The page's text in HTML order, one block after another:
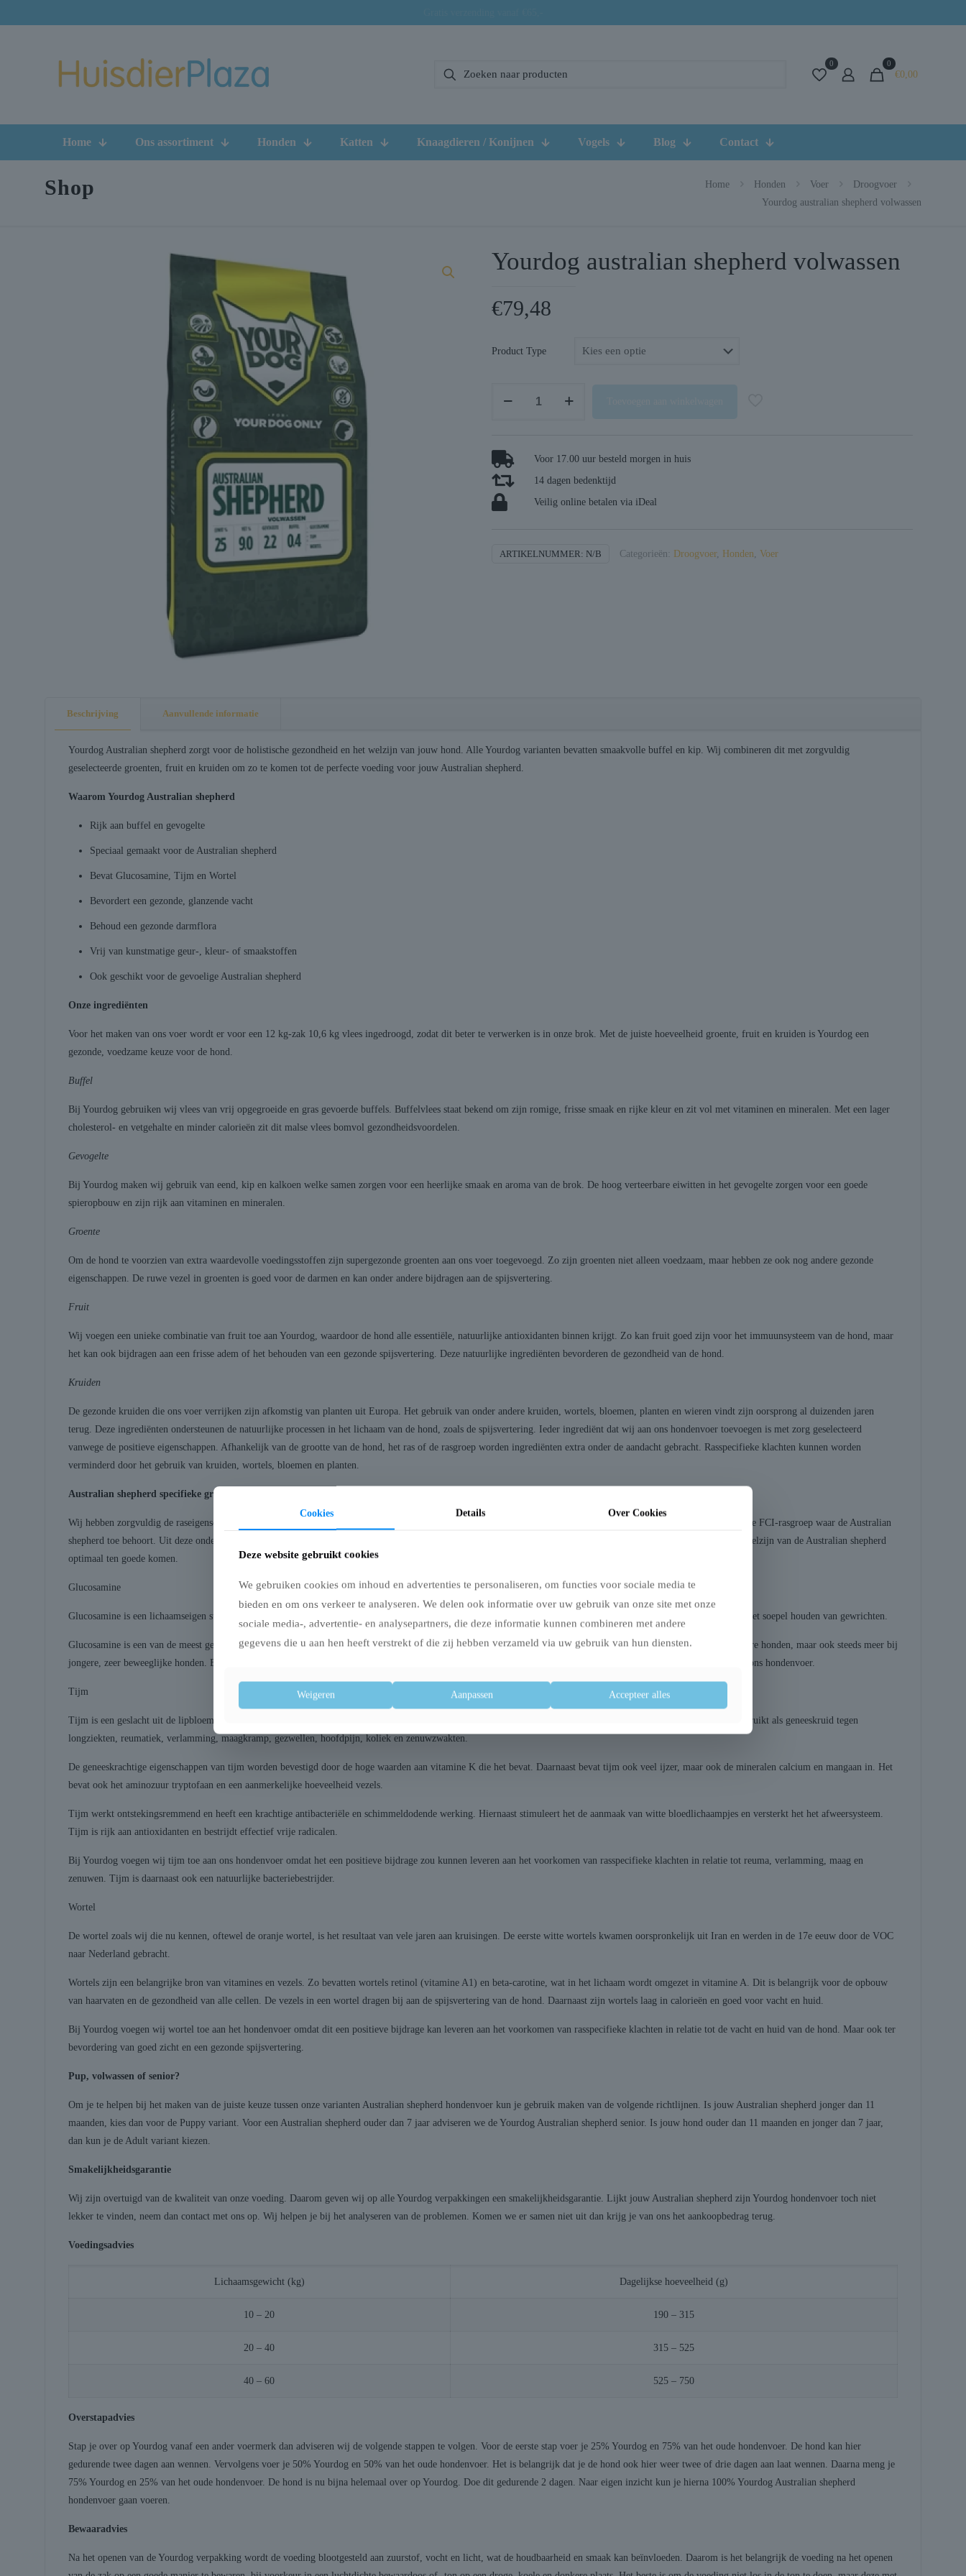
0 0
€0,00
Home Ons assortiment Honden Katten Knaagdieren / Konijnen Vogels Blog Contact
Shop Home Honden Voer
Droogvoer
Yourdog australian shepherd volwassen
Yourdog australian shepherd volwassen
€79,48
Product Type
aantal
Voor 17.00 uur besteld morgen in huis
14 dagen bedenktijd
Veilig online betalen via iDeal
ARTIKELNUMMER: N/B Categorieën: Droogvoer, Honden Voer
Beschrijving Aanvullende informatie
Yourdog Australian shepherd zorgt voor de holistische gezondheid en het welzijn van jouw hond. Alle Yourdog varianten bevatten smaakvolle buffel en kip. Wij combineren dit met zorgvuldig
geselecteerde groenten, fruit en kruiden om zo te komen tot de perfecte voeding voor jouw Australian shepherd.
Waarom Yourdog Australian shepherd
Rijk aan buffel en gevogelte
Speciaal gemaakt voor de Australian shepherd
Bevat Glucosamine, Tijm en Wortel
Bevordert een gezonde, glanzende vacht
Behoud een gezonde darmflora
Vrij van kunstmatige geur-, kleur- of smaakstoffen
Ook geschikt voor de gevoelige Australian shepherd
Onze ingrediënten
Voor het maken van ons voer wordt er voor een 12 kg-zak 10,6 kg vlees ingedroogd, zodat dit beter te verwerken is in onze brok. Met de juiste hoeveelheid groente, fruit en kruiden is Yourdog een
gezonde, voedzame keuze voor de hond.
Buffel
Bij Yourdog gebruiken wij vlees van vrij opgegroeide en gras gevoerde buffels. Buffelvlees staat bekend om zijn romige, frisse smaak en rijke kleur en zit vol met vitaminen en mineralen. Met een lager
cholesterol- en vetgehalte en minder calorieën zit dit malse vlees bomvol gezondheidsvoordelen.
Gevogelte
Bij Yourdog maken wij gebruik van eend, kip en kalkoen welke samen zorgen voor een heerlijke smaak en aroma van de brok. De hoog verteerbare eiwitten in het gevogelte zorgen voor een goede
spieropbouw en zijn rijk aan vitaminen en mineralen.
Groente
Om de hond te voorzien van extra waardevolle voedingsstoffen zijn supergezonde groenten aan ons voer toegevoegd. Zo zijn groenten niet alleen voedzaam, maar hebben ze ook nog andere gezonde
eigenschappen. De ruwe vezel in groenten is goed voor de darmen en kan onder andere bijdragen aan de spijsvertering.
Fruit
Wij voegen een unieke combinatie van fruit toe aan Yourdog, waardoor de hond alle essentiële, natuurlijke antioxidanten binnen krijgt. Zo kan fruit goed zijn voor het immuunsysteem van de hond, maar
het kan ook bijdragen aan een frisse adem of het behouden van een gezonde spijsvertering. Deze natuurlijke ingrediënten bevorderen de gezondheid van de hond.
Kruiden
De gezonde kruiden die ons voer verrijken zijn afkomstig van planten uit Europa. Het gebruik van onder andere kruiden, wortels, bloemen, planten en wieren vindt zijn oorsprong al duizenden jaren
terug. Deze ingrediënten ondersteunen de natuurlijke processen in het lichaam van de hond, zoals de spijsvertering. Ieder ingrediënt dat wij aan ons hondenvoer toevoegen is met zorg geselecteerd
vanwege de positieve eigenschappen. Afhankelijk van de grootte van de hond, het ras of de rasgroep worden ingrediënten extra onder de aandacht gebracht. Rasspecifieke klachten kunnen worden
verminderd door het gebruik van kruiden, wortels, bloemen en planten.
Australian shepherd specifieke groente, kruiden en fruit
Wij hebben zorgvuldig de raseigenschappen van de Australian shepherd onderzocht. Ook hebben we onderzoek gedaan naar de eigenschappen van de FCI-ras sectie en de FCI-rasgroep waar de Australian
shepherd toe behoort. Uit deze onderzoeken zijn, in overleg met vooraanstaande Nederlandse voedingsdeskundige, ingrediënten geselecteerd die de gezondheid en het welzijn van de Australian shepherd
optimaal ten goede komen.
Glucosamine
Glucosamine is een lichaamseigen stof die te vinden is in gewrichten, kraakbeen, gewrichtsvloeistof en pezen. Glucosamine stimuleert het aanmaken van kraakbeen en het soepel houden van gewrichten.
Glucosamine is een van de meest gebruikte supplementen voor honden met artrose en/of gewrichtsproblemen. Dit is niet alleen het geval bij oudere honden, of (te) zware honden, maar ook steeds meer bij
jongere, zeer beweeglijke honden. Bijvoorbeeld door een erfelijke aanleg voor gewrichtsproblemen. Om deze en andere redenen wordt er glucosamine toegevoegd aan ons hondenvoer.
Tijm
Tijm is een geslacht uit de lipbloemenfamilie. Het omvat kruidachtige of houtachtige planten met een zeer aromatische geur. Tijm is door de Grieken en Romeinen gebruikt als geneeskruid tegen
longziekten, reumatiek, verlamming, maagkramp, gezwellen, hoofdpijn, koliek en zenuwzwakten.
De geneeskrachtige eigenschappen van tijm worden bevestigd door de hoge waarden aan vitamine K die het bevat. Daarnaast bevat tijm ook veel ijzer, maar ook de mineralen calcium en mangaan in. Het
bevat ook het aminozuur tryptofaan en een aanmerkelijke hoeveelheid vezels.
Tijm werkt ontstekingsremmend en heeft een krachtige antibacteriële en schimmeldodende werking. Hiernaast stimuleert het de aanmaak van witte bloedlichaampjes en versterkt het het afweersysteem.
Tijm is rijk aan antioxidanten en bestrijdt effectief vrije radicalen.
Bij Yourdog voegen wij tijm toe aan ons hondenvoer omdat het een positieve bijdrage zou kunnen leveren aan het voorkomen van rasspecifieke klachten in relatie tot reuma, verlamming, maag en
zenuwen. Tijm is daarnaast ook een natuurlijke bacteriebestrijder.
Wortel
De wortel zoals wij die nu kennen, oftewel de oranje wortel, is het resultaat van vele jaren aan kruisingen. De eerste witte wortels kwamen oorspronkelijk uit Iran en werden in de 17e eeuw door de VOC
naar Nederland gebracht.
Wortels zijn een belangrijke bron van vitamines en vezels. Zo bevatten wortels retinol (vitamine A1) en beta-carotine, wat in het lichaam wordt omgezet in vitamine A. Dit is belangrijk voor de opbouw
van haarvaten en de gezondheid van alle cellen. De vezels in een wortel dragen bij aan de spijsvertering van de hond. Daarnaast zijn wortels laag in calorieën en goed voor vacht en huid.
Bij Yourdog voegen wij wortel toe aan het hondenvoer omdat dit een positieve bijdrage kan leveren aan het voorkomen van rasspecifieke klachten in relatie tot de vacht en huid van de hond. Maar ook ter
bevordering van goed zicht en een gezonde spijsvertering.
Pup, volwassen of senior?
Om je te helpen bij het maken van de juiste keuze tussen onze varianten Australian shepherd hondenvoer kun je gebruik maken van de volgende richtlijnen. Is jouw Australian shepherd jonger dan 11
maanden, kies dan voor de Puppy variant. Voor een Australian shepherd ouder dan 7 jaar adviseren we de Yourdog Australian shepherd senior. Is jouw hond ouder dan 11 maanden en jonger dan 7 jaar,
dan kun je de Adult variant kiezen.
Smakelijkheidsgarantie
Wij zijn overtuigd van de kwaliteit van onze voeding. Daarom geven wij op alle Yourdog verpakkingen een smakelijkheidsgarantie. Lijkt jouw Australian shepherd zijn Yourdog hondenvoer toch niet
lekker te vinden, neem dan contact met ons op. Wij helpen je bij het analyseren van de problemen. Komen we er samen niet uit dan krijg je van ons het aankoopbedrag terug.
Voedingsadvies
Lichaamsgewicht (kg) Dagelijkse hoeveelheid (g)
10 – 20 190 – 315
20 – 40 315 – 525
40 – 60 525 – 750
Overstapadvies
Stap je over op Yourdog vanaf een ander voermerk dan adviseren wij de volgende stappen te volgen. Voor de eerste stap voer je 25% Yourdog en 75% van het oude hondenvoer. De hond kan hier
gedurende twee dagen aan wennen. Vervolgens voer je 50% Yourdog en 50% van het oude hondenvoer. Het is belangrijk dat je de hond ook hier weer twee of drie dagen aan laat wennen. Daarna meng je
75% Yourdog en 25% van het oude hondenvoer. De hond is nu bijna helemaal over op Yourdog. Doe dit gedurende 2 dagen. Naar eigen inzicht kun je hierna 100% Yourdog Australian shepherd
hondenvoer gaan voeren.
Bewaaradvies
Na het openen van de Yourdog verpakking wordt de voeding blootgesteld aan zuurstof, vocht en licht, wat de houdbaarheid en smaak kan beïnvloeden. Daarom is het belangrijk de voeding na het openen
Cookies Details Over Cookies
Deze website gebruikt cookies
We gebruiken cookies om inhoud en advertenties te personaliseren, om functies voor sociale media te
bieden en om ons verkeer te analyseren. We delen ook informatie over uw gebruik van onze site met onze
sociale media-, advertentie- en analysepartners, die deze informatie kunnen combineren met andere
gegevens die u aan hen heeft verstrekt of die zij hebben verzameld via uw gebruik van hun diensten.
Weigeren Aanpassen Accepteer alles